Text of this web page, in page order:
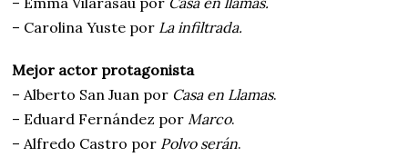
– Carolina Yuste por La infiltrada.
Mejor actor protagonista
– Alberto San Juan por Casa en Llamas.
– Eduard Fernández por Marco.
– Alfredo Castro por Polvo serán.